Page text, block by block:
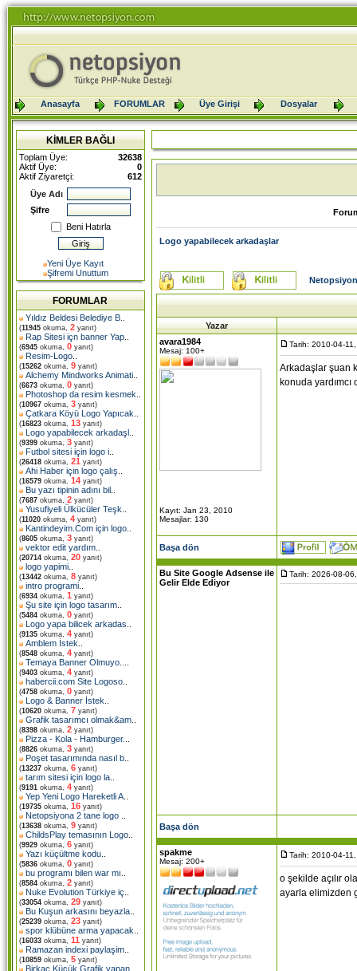
Anasayfa FORUMLAR Üye Girişi Dosyalar
KİMLER BAĞLI
Toplam Üye:
32638
Aktif Üye:
0
Aktif Ziyaretçi:
612
Üye Adı
Şifre
Beni Hatırla
Yeni Üye Kayıt
Şifremi Unuttum
FORUMLAR
Yıldız Beldesi Belediye B
(11945 okuma, 2 yanıt)
Rap Sitesi içn banner Yap
(6945 okuma, 0 yanıt)
Resim-Logo
(15262 okuma, 9 yanıt)
Alchemy Mindworks Animati
(6673 okuma, 0 yanıt)
Photoshop da resim kesmek
(10967 okuma, 3 yanıt)
Çatkara Köyü Logo Yapıcak
(16823 okuma, 13 yanıt)
Logo yapabilecek arkadaşl
(9399 okuma, 3 yanıt)
Futbol sitesi için logo i
(26418 okuma, 21 yanıt)
Ahi Haber için logo çalış
(16579 okuma, 14 yanıt)
Bu yazı tipinin adını bil
(7687 okuma, 2 yanıt)
Yusufiyeli Ülkücüler Teşk
(11020 okuma, 4 yanıt)
Kantindeyim.Com için logo
(8605 okuma, 3 yanıt)
vektor edit yardım
(20714 okuma, 20 yanıt)
logo yapimi
(13442 okuma, 8 yanıt)
intro programi
(6934 okuma, 1 yanıt)
Şu site için logo tasarım
(5484 okuma, 0 yanıt)
Logo yapa bilicek arkadas
(9135 okuma, 4 yanıt)
Amblem İstek
(8548 okuma, 4 yanıt)
Temaya Banner Olmuyo..
(9403 okuma, 4 yanıt)
habercii.com Site Logoso
(4758 okuma, 0 yanıt)
Logo & Banner İstek
(10620 okuma, 7 yanıt)
Grafik tasarımcı olmak&am
(8398 okuma, 2 yanıt)
Pizza - Kola - Hamburger.
(8826 okuma, 3 yanıt)
Poşet tasarımında nasıl b
(13237 okuma, 6 yanıt)
tarım sitesi için logo la
(9191 okuma, 4 yanıt)
Yep Yeni Logo Hareketli A
(19735 okuma, 16 yanıt)
Netopsiyona 2 tane logo
(13638 okuma, 9 yanıt)
ChildsPlay temasının Logo
(9929 okuma, 6 yanıt)
Yazı küçültme kodu
(5836 okuma, 0 yanıt)
bu programı bilen war mı
(8584 okuma, 2 yanıt)
Nuke Evolution Türkiye iç
(33054 okuma, 29 yanıt)
Bu Kuşun arkasını beyazla
(25239 okuma, 23 yanıt)
spor klübüne arma yapacak
(16033 okuma, 11 yanıt)
Ramazan indexi paylaşim
(10859 okuma, 5 yanıt)
Birkaç Küçük Grafik yapan
Logo yapabilecek arkadaşlar
Yazar
avara1984
Mesaj: 100+
Kayıt: Jan 23, 2010
Mesajlar: 130
Tarih: 2010-04-
Arkadaşlar şuan
konuda yardımcı
Başa dön
Bu Site Google Adsense ile
Gelir Elde Ediyor
Tarih: 2026-08-
Başa dön
spakme
Mesaj: 200+
Tarih: 2010-04-
o şekilde açılır
ayarla elimizden